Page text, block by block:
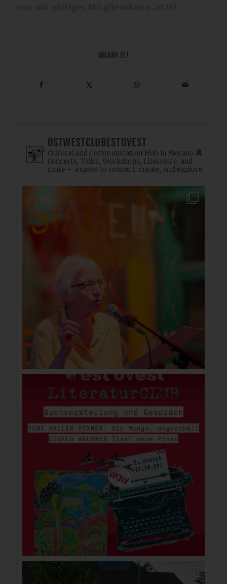
nur mit gültiger Mitgliedskarte 2025!
SHARE IT!
OSTWESTCLUBESTOVEST
Cultural and Communication Hub in Merano
Concerts, Talks, Workshops, Literature, and
more – a space to connect, create, and explore.